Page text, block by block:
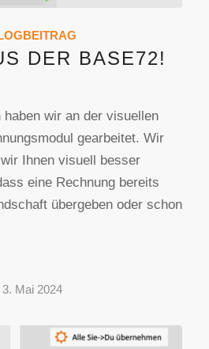
DER BASE72!
haben wir an der visuellen
gearbeitet. Wir
Ihnen visuell besser
eine Rechnung bereits
übergeben oder schon
3. Mai 2024